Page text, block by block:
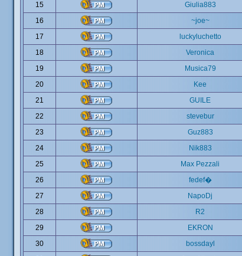
15
Giulia883
16
~joe~
17
luckyluchetto
18
Veronica
19
Musica79
20
Kee
21
GUILE
22
stevebur
23
Guz883
24
Nik883
25
Max Pezzali
26
fedef�
27
NapoDj
28
R2
29
EKRON
30
bossdayl